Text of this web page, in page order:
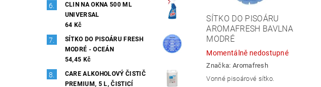
CLIN NA OKNA 500 ML
UNIVERSAL
64 Kč
SÍTKO DO PISOÁRU FRESH
MODRÉ - OCEÁN
54,45 Kč
CARE ALKOHOLOVÝ ČISTIČ
PREMIUM, 5 L, ČISTICÍ
SÍTKO DO PISOÁRU
AROMAFRESH BAVLNA
MODRÉ
Momentálně nedostupné
Značka: Aromafresh
Vonné pisoárové sítko.